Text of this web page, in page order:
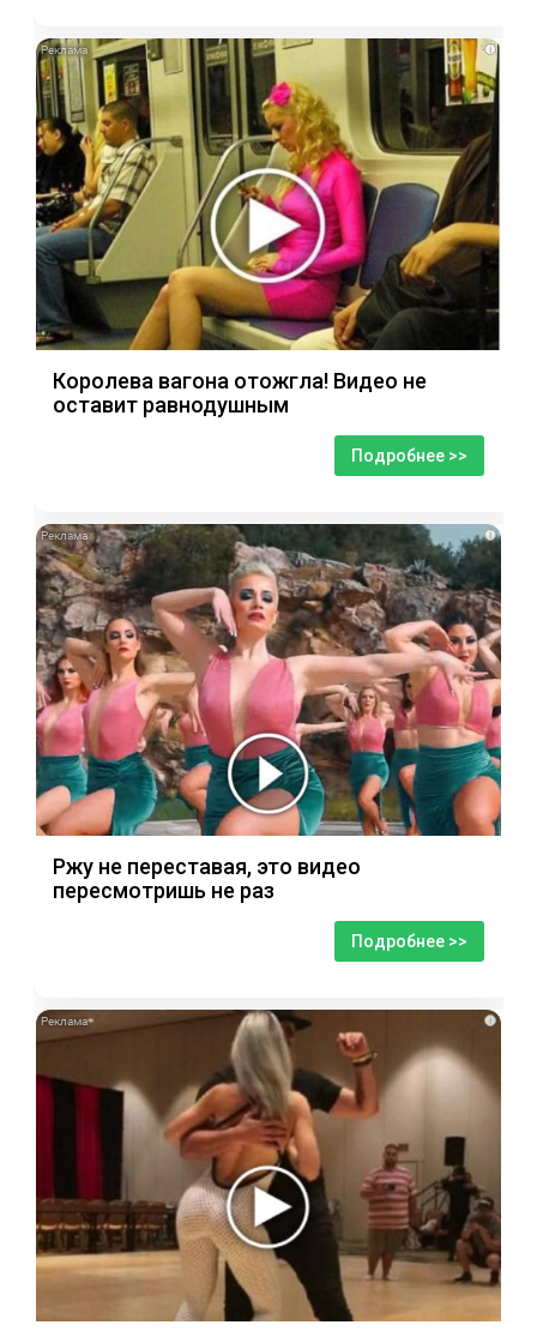
i
Королева вагона отожгла! Видео не
оставит равнодушным
Подробнее >>
i
Ржу не переставая, это видео
пересмотришь не раз
Подробнее >>
i